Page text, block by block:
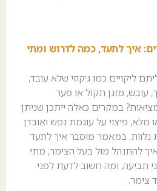
איך לתעד, כמה לדרוש ומתי
ליקויים כמו ג׳קוזי שלא עובד,
עובש, מזגן תקול או פער
במקרים כאלה ייתכן שניתן
מלא, פיצוי על עוגמת נפש ואובדן
נלוות. במאמר מוסבר איך לתעד
להתנהל מול בעל הצימר, מתי
תביעה, ומה חשוב לדעת לפני
צימר.